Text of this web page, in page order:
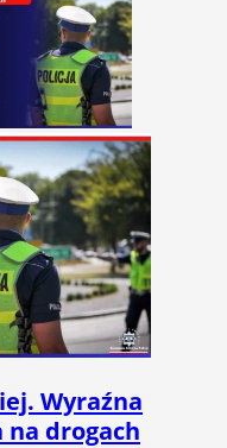
Wyraźna
drogach